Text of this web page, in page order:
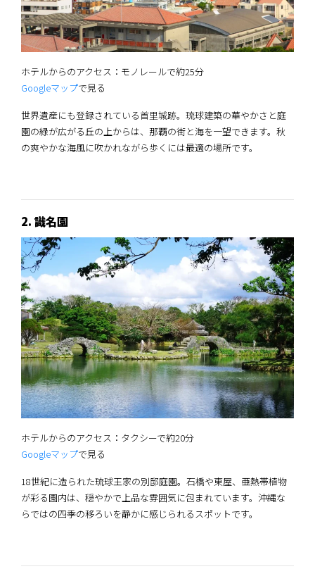
ホテルからのアクセス：モノレールで約25分
Googleマップで見る
世界遺産にも登録されている首里城跡。琉球建築の華やかさと庭
園の緑が広がる丘の上からは、那覇の街と海を一望できます。秋
の爽やかな海風に吹かれながら歩くには最適の場所です。
2. 識名園
ホテルからのアクセス：タクシーで約20分
Googleマップで見る
18世紀に造られた琉球王家の別邸庭園。石橋や東屋、亜熱帯植物
が彩る園内は、穏やかで上品な雰囲気に包まれています。沖縄な
らではの四季の移ろいを静かに感じられるスポットです。